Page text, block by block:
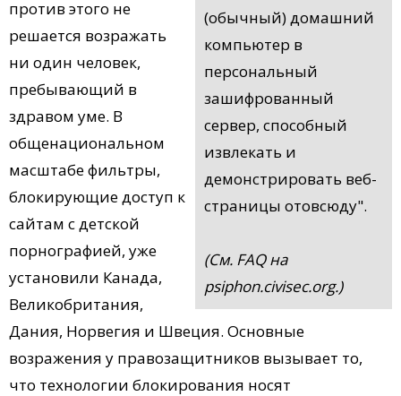
(обычный) домашний
компьютер в
персональный
зашифрованный
сервер, способный
извлекать и
демонстрировать веб-
страницы отовсюду".
(См. FAQ на
psiphon.civisec.org.)
против этого не
решается возражать
ни один человек,
пребывающий в
здравом уме. В
общенациональном
масштабе фильтры,
блокирующие доступ к
сайтам с детской
порнографией, уже
установили Канада,
Великобритания,
Дания, Норвегия и Швеция. Основные
возражения у правозащитников вызывает то,
что технологии блокирования носят